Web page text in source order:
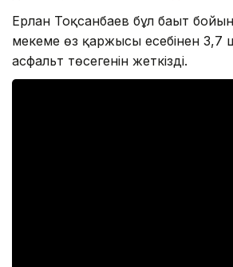
Ерлан Тоқсанбаев бұл бағыт
мекеме өз қаржысы есебінен 3,7
асфальт төсегенін жеткізді.